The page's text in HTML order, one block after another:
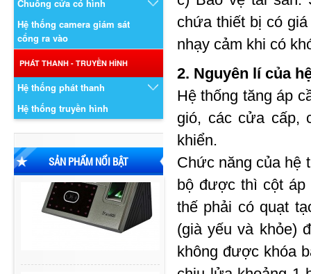
Chuông cửa có hình
Hệ thống camera giám sát
cổng ra vào
PHÁT THANH - TRUYỀN HÌNH
Hệ thống phát thanh
Hệ thống truyền hình
SẢN PHẨM NỔI BẬT
chứa thiết bị có
nhạy cảm khi có
2. Nguyên lí của
Hệ thống tăng áp
gió, các cửa cấp,
khiển.
Chức năng của hệ
bộ được thì cột áp
thế phải có quạt
(già yếu và khỏe)
không được khóa